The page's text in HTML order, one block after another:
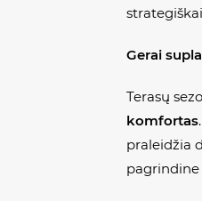
Gerai
Terasų
komfortas
praleidžia
pagrindine